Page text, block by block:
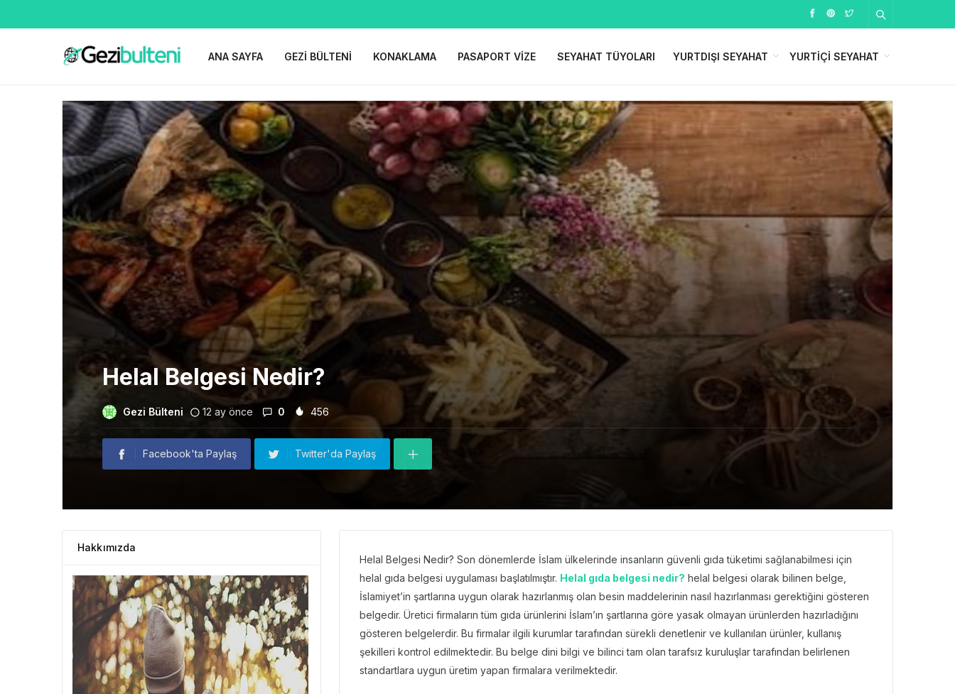
ANA SAYFA GEZI BÜLTENI KONAKLAMA PASAPORT VIZE SEYAHAT TÜYOLARI YURTDIŞI SEYAHAT YURTIÇI SEYAHAT
Helal Belgesi Nedir?
Gezi Bülteni 12 ay önce 0 456
Facebook'ta Paylaş Twitter'da Paylaş
Helal Belgesi Nedir? Son dönemlerde İslam ülkelerinde insanların güvenli gıda tüketimi sağlanabilmesi için
helal gıda belgesi uygulaması başlatılmıştır. Helal gıda belgesi nedir? helal belgesi olarak bilinen belge,
İslamiyet’in şartlarına uygun olarak hazırlanmış olan besin maddelerinin nasıl hazırlanması gerektiğini gösteren
belgedir. Üretici firmaların tüm gıda ürünlerini İslam’ın şartlarına göre yasak olmayan ürünlerden hazırladığını
gösteren belgelerdir. Bu firmalar ilgili kurumlar tarafından sürekli denetlenir ve kullanılan ürünler, kullanış
şekilleri kontrol edilmektedir. Bu belge dini bilgi ve bilinci tam olan tarafsız kuruluşlar tarafından belirlenen
standartlara uygun üretim yapan firmalara verilmektedir.
Hakkımızda